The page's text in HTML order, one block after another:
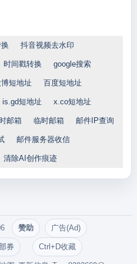
抖音视频去水印
时间戳转换 google搜索
短地址 百度短地址
is.gd短地址 x.co短地址
邮箱 临时邮箱 邮件IP查询
邮件服务器收信
清除AI创作痕迹
赞助 广告(Ad)
券 Ctrl+D收藏